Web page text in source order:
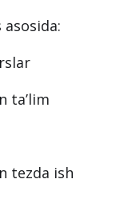
ta’lim
tezda ish